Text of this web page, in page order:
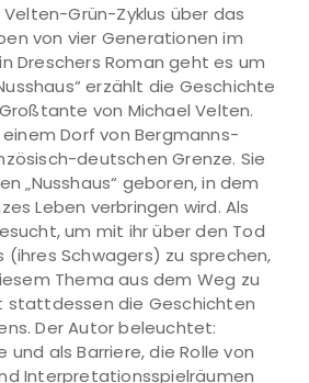
Grün-Zyklus über das
von vier Generationen im
Dreschers Roman geht es um
erzählt die Geschichte
von Michael Velten.
Dorf von Bergmanns-
deutschen Grenze. Sie
„Nusshaus“ geboren, in dem
Leben verbringen wird. Als
um mit ihr über den Tod
(ihres Schwagers) zu sprechen,
Thema aus dem Weg zu
stattdessen die Geschichten
Der Autor beleuchtet:
und als Barriere, die Rolle von
Interpretationsspielräumen